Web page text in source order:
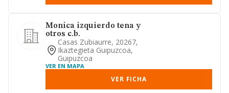
Monica izquierdo tena y
otros c.b.
Casas Zubiaurre, 20267,
Ikaztegieta Guipuzcoa,
Guipuzcoa
VER EN MAPA
VER FICHA